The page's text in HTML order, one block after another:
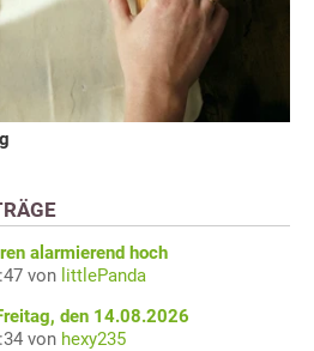
alarmierend hoch
von littlePanda
den 14.08.2026
von hexy235